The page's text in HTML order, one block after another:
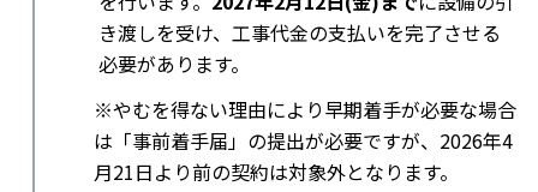
き渡しを受け、工事代金の支払いを完了させる
必要があります。
※やむを得ない理由により早期着手が必要な場合
は「事前着手届」の提出が必要ですが、2026年4
月21日より前の契約は対象外となります。